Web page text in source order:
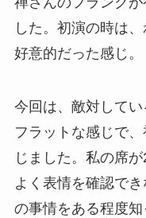
した。初演の時は
好意的だった感じ。
今回は、敵対して
フラットな感じで
じました。私の席
よく表情を確認で
の事情をある程度